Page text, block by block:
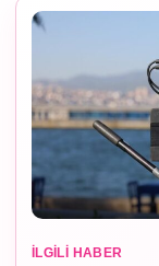
İLGILI HABER